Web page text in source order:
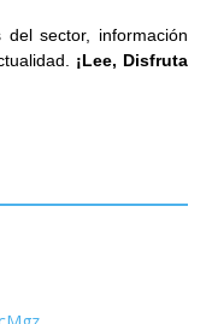
sector, información
¡Lee, Disfruta